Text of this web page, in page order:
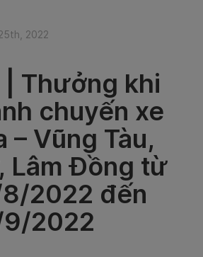
2022
| Thưởng khi
chuyến xe
– Vũng Tàu,
Lâm Đồng từ
2022 đến
2022